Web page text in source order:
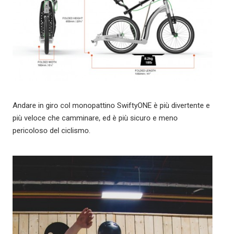
Andare in giro col monopattino SwiftyONE è più divertente e
più veloce che camminare, ed è più sicuro e meno
pericoloso del ciclismo.